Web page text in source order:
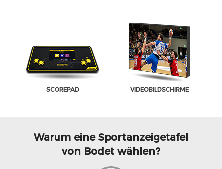
SCOREPAD VIDEOBILDSCHIRME
Warum eine Sportanzeigetafel
von Bodet wählen?